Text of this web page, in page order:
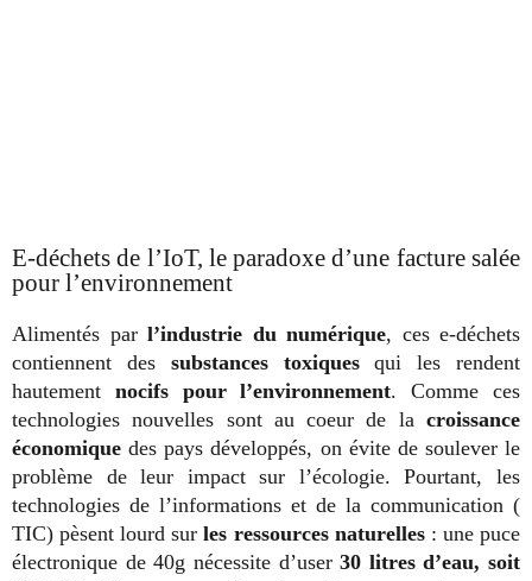
E-déchets de l’IoT, le paradoxe d’une facture salée
pour l’environnement
Alimentés parl’industrie du numérique, ces e-déchets
contiennent des substances toxiquesqui les rendent
hautement nocifs pour l’environnement. Comme ces
technologies nouvelles sont au coeur de la croissance
économique des pays développés, on évite de soulever le
problème de leur impact sur l’écologie. Pourtant, les
technologies de l’informations et de la communication (
TIC) pèsent lourd surles ressources naturelles: une puce
électronique de 40g nécessite d’user30 litres d’eau, soit